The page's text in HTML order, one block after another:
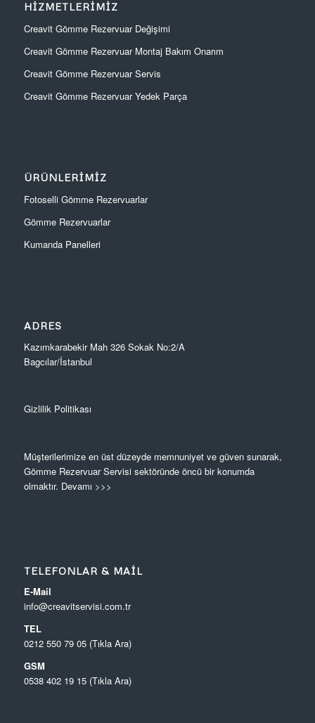
HIZMETLERIMIZ
Creavit Gömme Rezervuar Değişimi
Creavit Gömme Rezervuar Montaj Bakım Onarım
Creavit Gömme Rezervuar Servis
Creavit Gömme Rezervuar Yedek Parça
ÜRÜNLERIMIZ
Fotoselli Gömme Rezervuarlar
Gömme Rezervuarlar
Kumanda Panelleri
ADRES
Kazımkarabekir Mah 326 Sokak No:2/A
Bagcılar/İstanbul
Gizlilik Politikası
Müşterilerimize en üst düzeyde memnuniyet ve güven sunarak,
Gömme Rezervuar Servisi sektöründe öncü bir konumda
olmaktır. Devamı >>>
TELEFONLAR & MAIL
E-Mail
info@creavitservisi.com.tr
TEL
0212 550 79 05 (Tıkla Ara)
GSM
0538 402 19 15 (Tıkla Ara)